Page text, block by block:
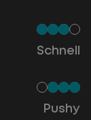
Schnell
Pushy